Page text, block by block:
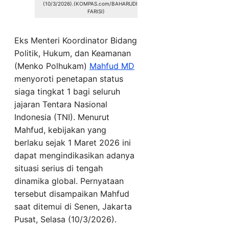
(10/3/2026).(KOMPAS.com/BAHARUDIN AL
FARISI)
Eks Menteri Koordinator Bidang
Politik, Hukum, dan Keamanan
(Menko Polhukam) Mahfud MD
menyoroti penetapan status
siaga tingkat 1 bagi seluruh
jajaran Tentara Nasional
Indonesia (TNI). Menurut
Mahfud, kebijakan yang
berlaku sejak 1 Maret 2026 ini
dapat mengindikasikan adanya
situasi serius di tengah
dinamika global. Pernyataan
tersebut disampaikan Mahfud
saat ditemui di Senen, Jakarta
Pusat, Selasa (10/3/2026).